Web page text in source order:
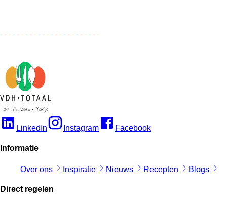
LinkedIn Instagram Facebook
Informatie
Over ons Inspiratie Nieuws Recepten Blogs
Direct regelen